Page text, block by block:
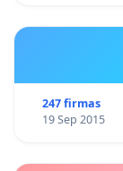
247 firmas
19 Sep 2015